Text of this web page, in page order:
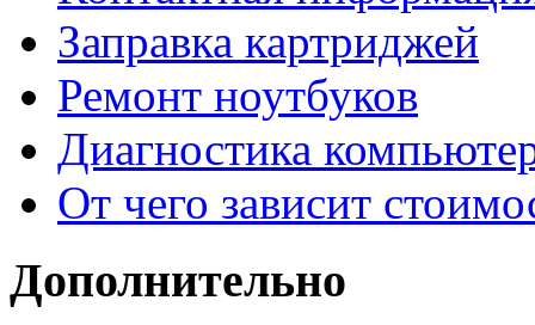
Заправка картриджей
Ремонт ноутбуков
Диагностика
От чего зависит
Дополнительно